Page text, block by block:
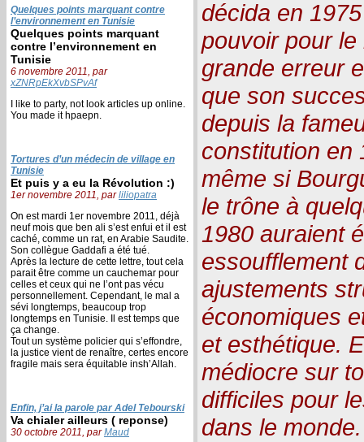
Quelques points marquant contre
l’environnement en Tunisie
Quelques points marquant
contre l’environnement en
Tunisie
6 novembre 2011, par
xZNRpEkXvbSPvAf
I like to party, not look articles up online.
You made it hpaepn.
Tortures d’un médecin de village en
Tunisie
Et puis y a eu la Révolution :)
1er novembre 2011, parliliopatra
On est mardi 1er novembre 2011, déjà
neuf mois que ben ali s’est enfui et il est
caché, comme un rat, en Arabie Saudite.
Son collègue Gaddafi a été tué.
Après la lecture de cette lettre, tout cela
parait être comme un cauchemar pour
celles et ceux qui ne l’ont pas vécu
personnellement. Cependant, le mal a
sévi longtemps, beaucoup trop
longtemps en Tunisie. Il est temps que
ça change.
Tout un système policier qui s’effondre,
la justice vient de renaître, certes encore
fragile mais sera équitable insh’Allah.
Enfin, j’ai la parole par Adel Tebourski
Va chialer ailleurs ( reponse)
30 octobre 2011, parMaud
décida en
pouvoir pour
grande erreur
que son
depuis la
constitution en
même si
le trône à
1980 auraient
essoufflement
ajustements
économiques
et esthétique.
médiocre sur
difficiles pour
dans le monde.